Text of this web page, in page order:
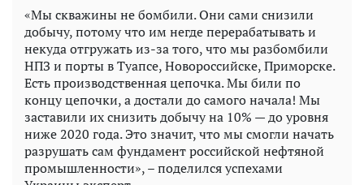
«Мы скважины не бомбили. Они сами снизили
добычу, потому что им негде перерабатывать и
некуда отгружать из-за того, что мы разбомбили
НПЗ и порты в Туапсе, Новороссийске, Приморске.
Есть производственная цепочка. Мы били по
концу цепочки, а достали до самого начала! Мы
заставили их снизить добычу на 10% — до уровня
ниже 2020 года. Это значит, что мы смогли начать
разрушать сам фундамент российской нефтяной
промышленности», – поделился успехами